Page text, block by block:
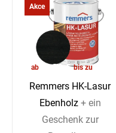
Akce
ab 41,30 € bis zu
Remmers HK-Lasur
Ebenholz + ein
Geschenk zur